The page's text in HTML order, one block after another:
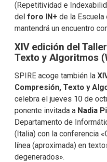
(Repetitividad e
del foro IN+ de la Escuela
mantendrá un encuentro
XIV edición del
Texto y Algoritmos
SPIRE acoge también la
Compresión, Texto y
celebra el jueves 10 de
ponente invitada a Nadia
Departamento de
(Italia) con la conferencia
línea (aproximada) en
degenerados».